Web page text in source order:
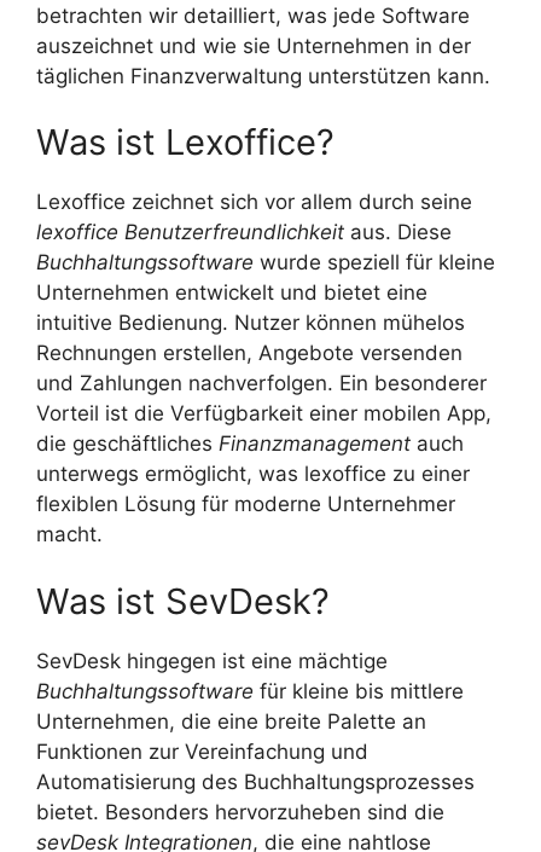
betrachten wir detailliert, was jede Software
auszeichnet und wie sie Unternehmen in der
täglichen Finanzverwaltung unterstützen kann.
Was ist Lexoffice?
Lexoffice zeichnet sich vor allem durch seine
lexoffice Benutzerfreundlichkeit aus. Diese
Buchhaltungssoftware wurde speziell für kleine
Unternehmen entwickelt und bietet eine
intuitive Bedienung. Nutzer können mühelos
Rechnungen erstellen, Angebote versenden
und Zahlungen nachverfolgen. Ein besonderer
Vorteil ist die Verfügbarkeit einer mobilen App,
die geschäftliches Finanzmanagement auch
unterwegs ermöglicht, was lexoffice zu einer
flexiblen Lösung für moderne Unternehmer
macht.
Was ist SevDesk?
SevDesk hingegen ist eine mächtige
Buchhaltungssoftware für kleine bis mittlere
Unternehmen, die eine breite Palette an
Funktionen zur Vereinfachung und
Automatisierung des Buchhaltungsprozesses
bietet. Besonders hervorzuheben sind die
sevDesk Integrationen, die eine nahtlose